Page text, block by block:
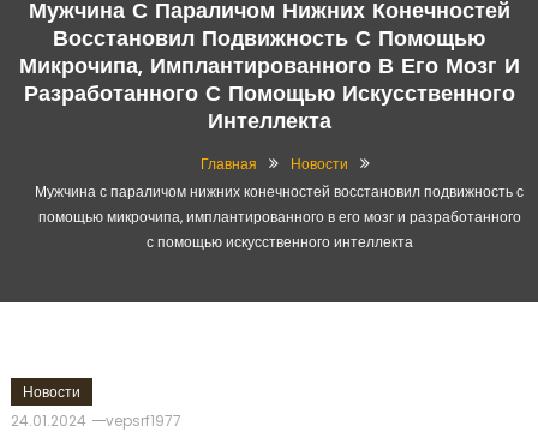
Мужчина С Параличом Нижних Конечностей
Восстановил Подвижность С Помощью
Микрочипа, Имплантированного В Его Мозг И
Разработанного С Помощью Искусственного
Интеллекта
Главная
Новости
Мужчина с параличом нижних конечностей восстановил подвижность с
помощью микрочипа, имплантированного в его мозг и разработанного
с помощью искусственного интеллекта
Новости
24.01.2024
vepsrf1977